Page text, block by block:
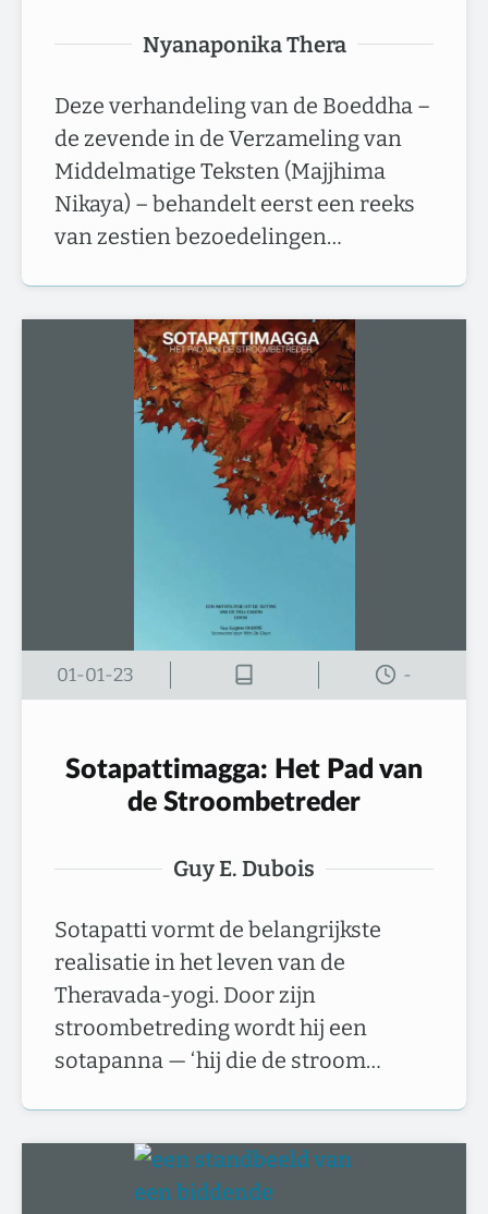
Nyanaponika Thera
Deze verhandeling van de Boeddha –
de zevende in de Verzameling van
Middelmatige Teksten (Majjhima
Nikaya) – behandelt eerst een reeks
van zestien bezoedelingen…
01-01-23 -
Sotapattimagga: Het Pad van
de Stroombetreder
Guy E. Dubois
Sotapatti vormt de belangrijkste
realisatie in het leven van de
Theravada-yogi. Door zijn
stroombetreding wordt hij een
sotapanna — ‘hij die de stroom…